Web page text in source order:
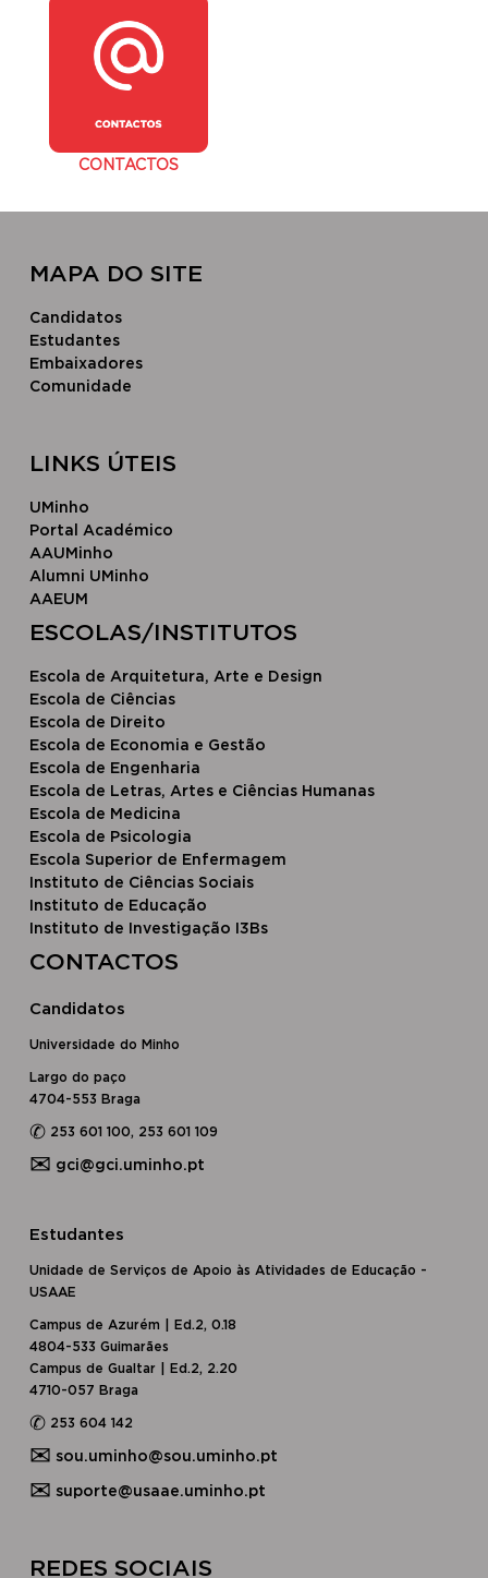
CONTACTOS
MAPA DO SITE
Candidatos
Estudantes
Embaixadores
Comunidade
LINKS ÚTEIS
UMinho
Portal Académico
AAUMinho
Alumni UMinho
AAEUM
​ESCOLAS/INSTITUTOS​
Escola de Arquitetura, Arte e Design
Escola ​de Ciências
Escola d​e Direito
Escola de Economia e Gestão
Escola de Engenharia
Escola de Letras, Artes e Ciências Humanas
Escola de Medicina
Escola de Psicologia
Escola Superior de Enfermagem
Instituto de Ciências Sociais
Instituto de Educação
Instituto de Investigação I3Bs
CONTACTOS
Candidatos
Universidade do Minho
Largo do paço
4704-553 Braga
✆253 601 100, 253 601 109
✉ gci@gci.uminho.pt
Estudantes
Unidade de Serviços de Apoio às Atividades de Educação -
USAAE
Campus de Azurém | Ed.2, 0.18
4804-533 Guimarães
Campus de Gualtar | Ed.2, 2.20
4710-057 Braga
✆253 604 142
✉ sou.uminho@sou.uminho.pt
✉ suporte@usaae.uminho.pt
​​REDES SOCIAIS​